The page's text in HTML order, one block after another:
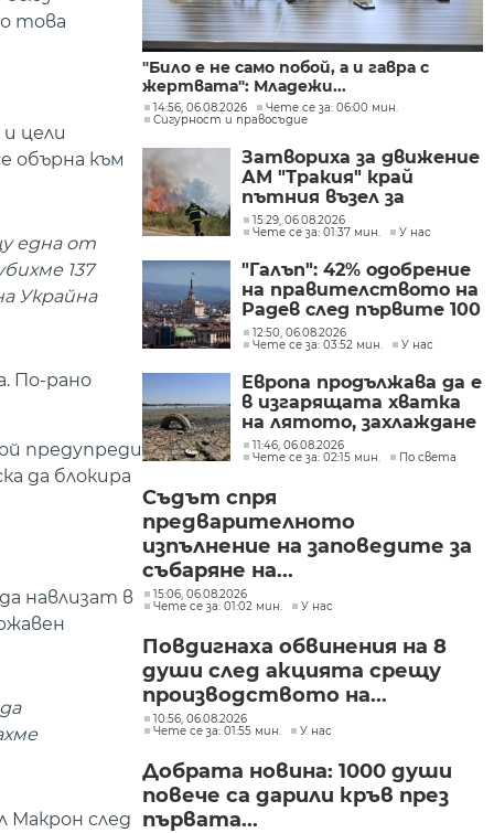
това
цели
обърна към
една от
137
Украйна
По-рано
предупреди
да блокира
навлизат в
Макрон след
"Било е не само побой, а и гавра с
жертвата": Младежи...
14:56, 06.08.2026
Чете се за: 06:00 мин.
Сигурност и правосъдие
Затвориха за движение
АМ "Тракия" край
пътния възел за
Велинград заради
пожар
15:29, 06.08.2026
Чете се за: 01:37 мин.
У нас
"Галъп": 42% одобрение
на правителството на
Радев след първите 100
дни управление
12:50, 06.08.2026
Чете се за: 03:52 мин.
У нас
Европа продължава да е
в изгарящата хватка
на лятото, захлаждане
се очаква в края на
седмицата
11:46, 06.08.2026
Чете се за: 02:15 мин.
По света
Съдът спря
предварителното
изпълнение на заповедите за
събаряне на...
15:06, 06.08.2026
Чете се за: 01:02 мин.
У нас
Повдигнаха обвинения на 8
души след акцията срещу
производството на...
10:56, 06.08.2026
Чете се за: 01:55 мин.
У нас
Добрата новина: 1000 души
повече са дарили кръв през
първата...